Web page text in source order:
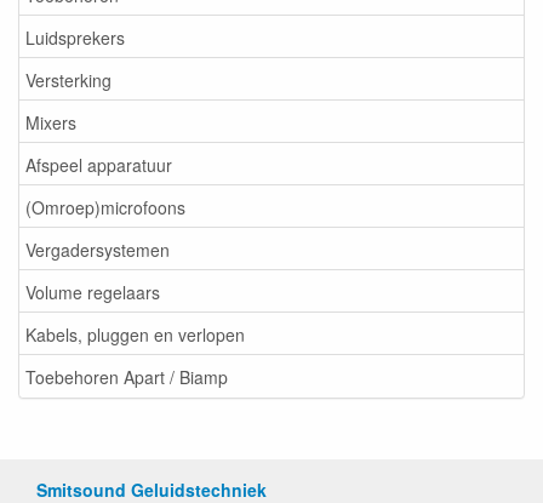
Luidsprekers
Versterking
Mixers
Afspeel apparatuur
(Omroep)microfoons
Vergadersystemen
Volume regelaars
Kabels, pluggen en verlopen
Toebehoren Apart / Biamp
Smitsound Geluidstechniek